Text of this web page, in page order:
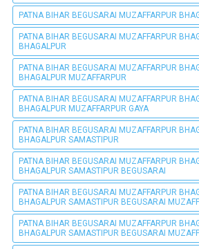
PATNA BIHAR BEGUSARAI MUZAFFARPUR
PATNA BIHAR BEGUSARAI MUZAFFARPUR
BHAGALPUR
PATNA BIHAR BEGUSARAI MUZAFFARPUR
BHAGALPUR MUZAFFARPUR
PATNA BIHAR BEGUSARAI MUZAFFARPUR
BHAGALPUR MUZAFFARPUR GAYA
PATNA BIHAR BEGUSARAI MUZAFFARPUR
BHAGALPUR SAMASTIPUR
PATNA BIHAR BEGUSARAI MUZAFFARPUR
BHAGALPUR SAMASTIPUR BEGUSARAI
PATNA BIHAR BEGUSARAI MUZAFFARPUR
BHAGALPUR SAMASTIPUR BEGUSARAI
PATNA BIHAR BEGUSARAI MUZAFFARPUR
BHAGALPUR SAMASTIPUR BEGUSARAI